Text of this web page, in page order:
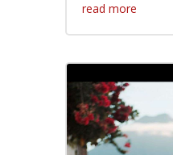
read more